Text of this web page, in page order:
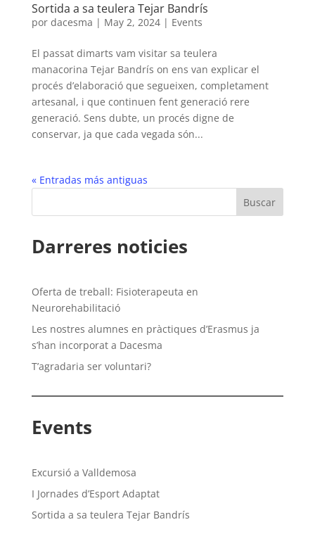
Sortida a sa teulera Tejar Bandrís
por dacesma | May 2, 2024| Events
El passat dimarts vam visitar sa teulera
manacorina Tejar Bandrís on ens van explicar el
procés d’elaboració que segueixen, completament
artesanal, i que continuen fent generació rere
generació. Sens dubte, un procés digne de
conservar, ja que cada vegada són...
« Entradas más antiguas
Darreres noticies
Oferta de treball: Fisioterapeuta en
Neurorehabilitació
Les nostres alumnes en pràctiques d’Erasmus ja
s’han incorporat a Dacesma
T’agradaria ser voluntari?
Events
Excursió a Valldemosa
I Jornades d’Esport Adaptat
Sortida a sa teulera Tejar Bandrís